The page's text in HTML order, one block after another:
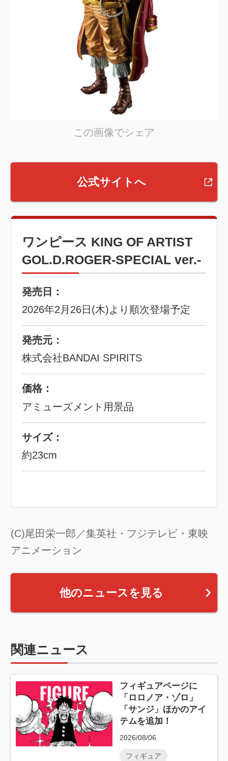
この画像でシェア
公式サイトへ
ワンピース KING OF ARTIST
GOL.D.ROGER-SPECIAL ver.-
発売日：
2026年2月26日(木)より順次登場予定
発売元：
株式会社BANDAI SPIRITS
価格：
アミューズメント用景品
サイズ：
約23cm
(C)尾田栄一郎／集英社・フジテレビ・東映
アニメーション
他のニュースを見る
関連ニュース
フィギュアページに
「ロロノア・ゾロ」
「サンジ」ほかのアイ
テムを追加！
2026/08/06
フィギュア